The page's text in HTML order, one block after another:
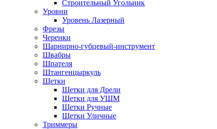
Строительный Угольник
Уровни
Уровень Лазерный
Фрезы
Черенки
Шарнирно-губцевый-инструмент
Швабры
Шпателя
Штангенцыркуль
Щетки
Щетки для Дрели
Щетки для УШМ
Щетки Ручные
Щетки Уличные
Триммеры